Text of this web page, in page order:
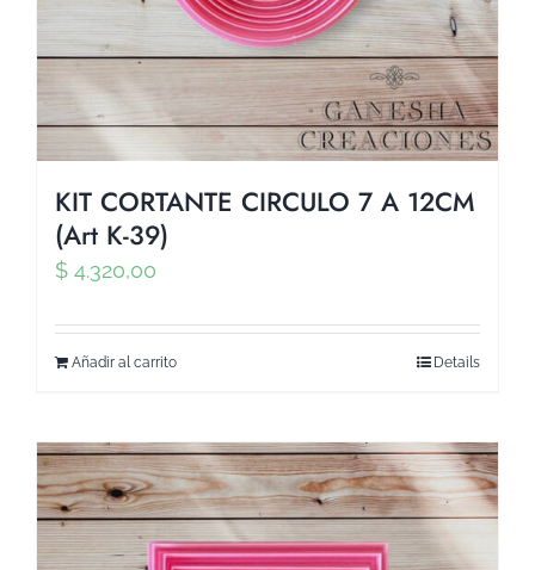
KIT CORTANTE CIRCULO 7 A 12CM
(Art K-39)
$ 4.320,00
Añadir al carrito Details